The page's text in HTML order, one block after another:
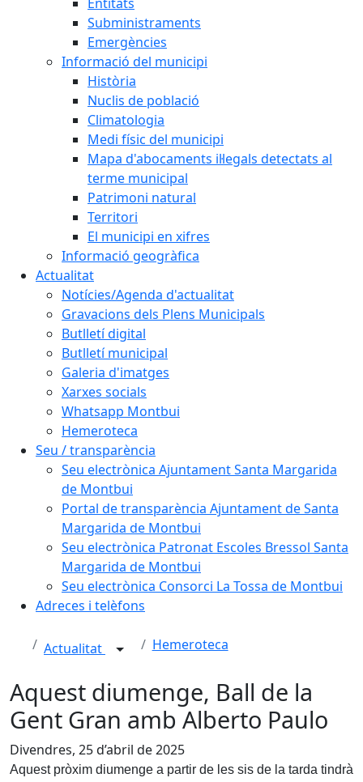
Subministraments
Emergències
Informació del municipi
Història
Nuclis de població
Climatologia
Medi físic del municipi
Mapa d'abocaments il·legals detectats al
terme municipal
Patrimoni natural
Territori
El municipi en xifres
Informació geogràfica
Actualitat
Notícies/Agenda d'actualitat
Gravacions dels Plens Municipals
Butlletí digital
Butlletí municipal
Galeria d'imatges
Xarxes socials
Whatsapp Montbui
Hemeroteca
Seu / transparència
Seu electrònica Ajuntament Santa Margarida
de Montbui
Portal de transparència Ajuntament de Santa
Margarida de Montbui
Seu electrònica Patronat Escoles Bressol Santa
Margarida de Montbui
Seu electrònica Consorci La Tossa de Montbui
Adreces i telèfons
Actualitat Hemeroteca
Aquest diumenge, Ball de la
Gent Gran amb Alberto Paulo
Divendres, 25 d’abril de 2025
Aquest pròxim diumenge a partir de les sis de la tarda tindrà